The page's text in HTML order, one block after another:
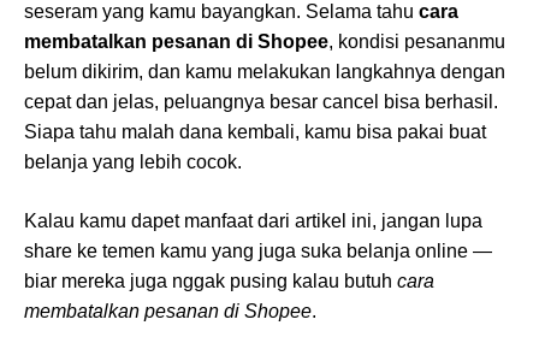
seseram yang kamu bayangkan. Selama tahu cara
membatalkan pesanan di Shopee, kondisi pesananmu
belum dikirim, dan kamu melakukan langkahnya dengan
cepat dan jelas, peluangnya besar cancel bisa berhasil.
Siapa tahu malah dana kembali, kamu bisa pakai buat
belanja yang lebih cocok.
Kalau kamu dapet manfaat dari artikel ini, jangan lupa
share ke temen kamu yang juga suka belanja online —
biar mereka juga nggak pusing kalau butuh cara
membatalkan pesanan di Shopee.